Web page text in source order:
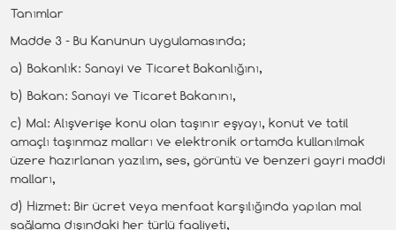
Tanımlar
Madde 3 - Bu Kanunun uygulamasında;
a) Bakanlık: Sanayi ve Ticaret Bakanlığını,
b) Bakan: Sanayi ve Ticaret Bakanını,
c) Mal: Alışverişe konu olan taşınır eşyayı, konut ve tatil
amaçlı taşınmaz malları ve elektronik ortamda kullanılmak
üzere hazırlanan yazılım, ses, görüntü ve benzeri gayri maddi
malları,
d) Hizmet: Bir ücret veya menfaat karşılığında yapılan mal
sağlama dışındaki her türlü faaliyeti,